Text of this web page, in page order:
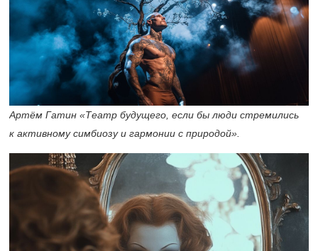
Артём Гатин «Театр будущего, если бы люди стремились
к активному симбиозу и гармонии с природой».